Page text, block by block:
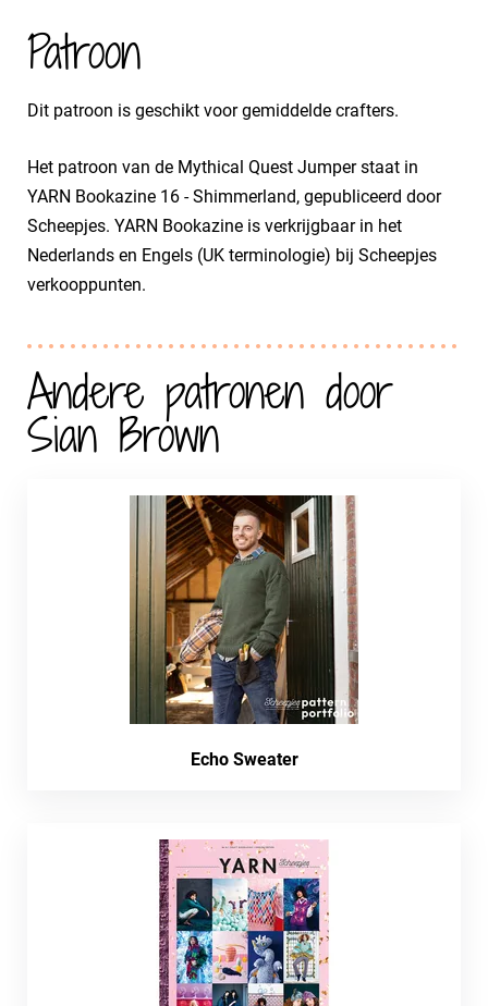
Patroon
Dit patroon is geschikt voor gemiddelde crafters.
Het patroon van de Mythical Quest Jumper staat in
YARN Bookazine 16 - Shimmerland, gepubliceerd door
Scheepjes. YARN Bookazine is verkrijgbaar in het
Nederlands en Engels (UK terminologie) bij Scheepjes
verkooppunten.
Andere patronen door
Sian Brown
Echo Sweater